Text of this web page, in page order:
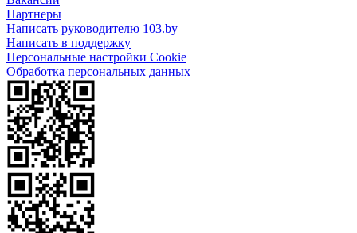
Партнеры
Написать руководителю 103.by
Написать в поддержку
Персональные настройки Cookie
Обработка персональных данных